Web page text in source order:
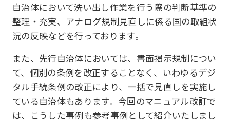
自治体において洗い出し作業を行う際の判断基準の
整理・充実、アナログ規制見直しに係る国の取組状
況の反映などを行っております。
また、先行自治体においては、書面掲示規制につい
て、個別の条例を改正することなく、いわゆるデジ
タル手続条例の改正により、一括で見直しを実施し
ている自治体もあります。今回のマニュアル改訂で
は、こうした事例も参考事例として紹介いたしまし